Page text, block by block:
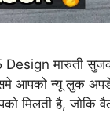
मारुती
आपको न्यू लुक
मिलती है, जोकि